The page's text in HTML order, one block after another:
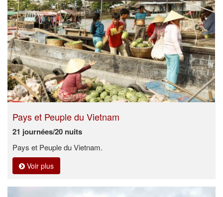
Pays et Peuple du Vietnam
21 journées/20 nuits
Pays et Peuple du Vietnam.
Voir plus